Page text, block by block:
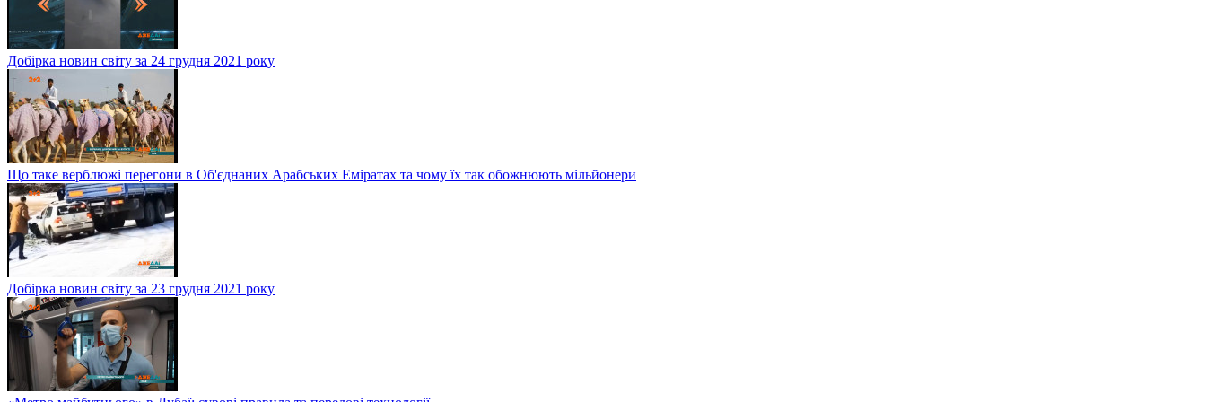
Добірка новин світу за 24 грудня 2021 року
Що таке верблюжі перегони в Об'єднаних Арабських Еміратах та чому їх так обожнюють мільйонери
Добірка новин світу за 23 грудня 2021 року